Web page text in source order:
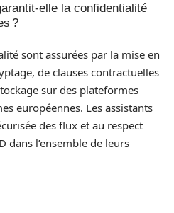
elle la confidentialité
?
sont assurées par la mise en
de clauses contractuelles
sur des plateformes
européennes. Les assistants
des flux et au respect
dans l’ensemble de leurs